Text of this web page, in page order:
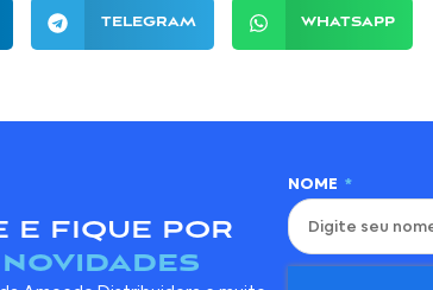
TELEGRAM WHATSAPP
e fique por
NOME